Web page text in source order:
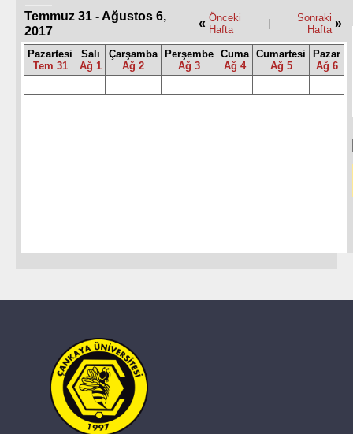
KAMPÜSTE
YAŞAM
KÜTÜPHANE
PORTALI
Temmuz 31 - Ağustos 6,
2017
« Önceki
Hafta
|
Sonraki
Hafta »
Pazartesi
Tem 31
Salı
Ağ 1
Çarşamba
Ağ 2
Perşembe
Ağ 3
Cuma
Ağ 4
Cumartesi
Ağ 5
Pazar
Ağ 6